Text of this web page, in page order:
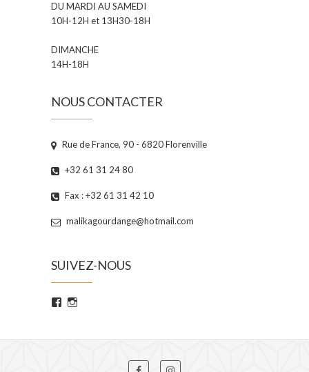
DU MARDI AU SAMEDI
10H-12H et 13H30-18H
DIMANCHE
14H-18H
NOUS CONTACTER
Rue de France, 90 - 6820 Florenville
+32 61 31 24 80
Fax : +32 61 31 42 10
malikagourdange@hotmail.com
SUIVEZ-NOUS
VoirVoir